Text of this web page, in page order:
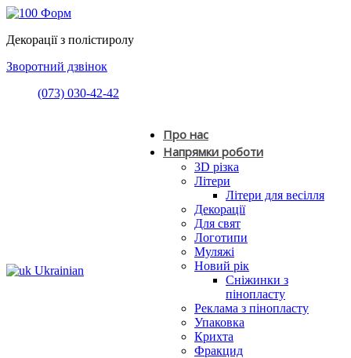
Декорації з полістиролу
Зворотний дзвінок
(073) 030-42-42
Ukrainian
Про нас
Напрямки роботи
3D різка
Літери
Літери для весілля
Декорації
Для свят
Логотипи
Муляжі
Новий рік
Сніжинки з
пінопласту
Реклама з пінопласту
Упаковка
Крихта
Фракцид